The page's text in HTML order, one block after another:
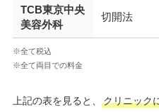
TCB東京中央
美容外科
切開法
※全て税込
※全て両目での料金
上記の表を見ると、 クリニック